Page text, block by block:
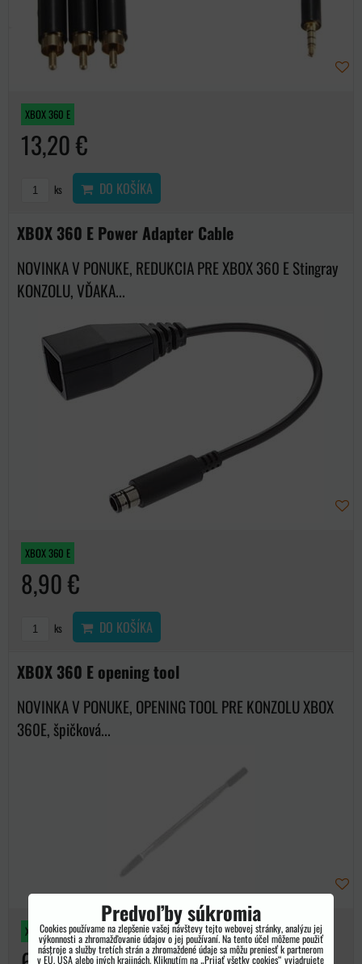
XBOX 360 E
13,20 €
ks DO KOŠÍKA
XBOX 360 E Power Adapter Cable
NOVINKA V PONUKE, REDUKCIA PRE XBOX 360 E Stingray
KONZOLU, VĎAKA...
XBOX 360 E
8,90 €
ks DO KOŠÍKA
XBOX 360 E opening tool
NOVINKA V PONUKE, OPENING TOOL PRE KONZOLU XBOX
360E, špičková...
XBOX 360 E
Predvoľby súkromia
Cookies používame na zlepšenie vašej návštevy tejto webovej stránky, analýzu jej
výkonnosti a zhromažďovanie údajov o jej používaní. Na tento účel môžeme použiť
nástroje a služby tretích strán a zhromaždené údaje sa môžu preniesť k partnerom
v EÚ, USA alebo iných krajinách. Kliknutím na „Prijať všetky cookies“ vyjadrujete